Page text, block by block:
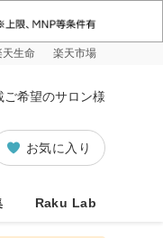
天生命 楽天市場
ご希望のサロン様
お気に入り
Raku Lab